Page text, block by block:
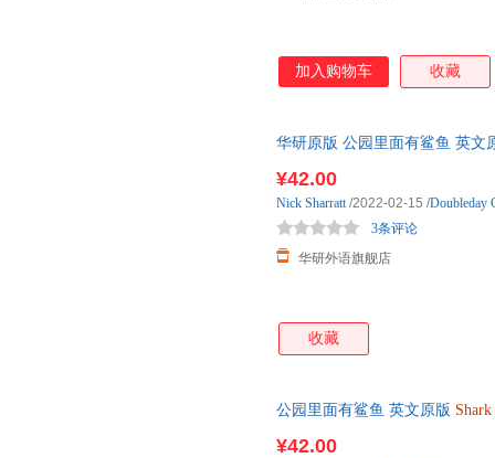
加入购物车 收藏
华研原版 公园里面有鲨鱼 英文
¥42.00
华研外语旗舰店
3条评论
Nick Sharratt/2022-02-15 /Doubleday
收藏
公园里面有鲨鱼 英文原版 Shark
¥42.00